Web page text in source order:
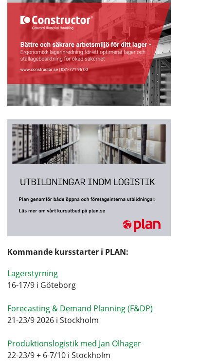
Kommande kursstarter i PLAN:
Lagerstyrning
16-17/9 i Göteborg
Forecasting & Demand Planning (F&DP)
21-23/9 2026 i Stockholm
Produktionslogistik med Jan Olhager
22-23/9 + 6-7/10 i Stockholm